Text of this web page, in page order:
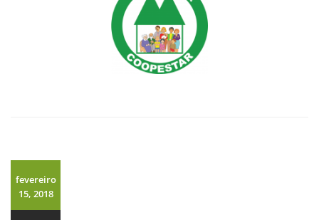
fevereiro
15, 2018